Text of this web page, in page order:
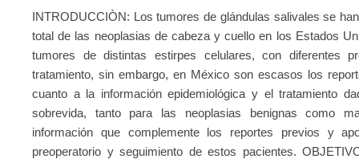
INTRODUCCIÒN: Los tumores de glándulas salivales se
total de las neoplasias de cabeza y cuello en los Estados
tumores de distintas estirpes celulares, con diferentes
tratamiento, sin embargo, en México son escasos los
cuanto a la información epidemiológica y el tratamiento
sobrevida, tanto para las neoplasias benignas como
información que complemente los reportes previos y
preoperatorio y seguimiento de estos pacientes.